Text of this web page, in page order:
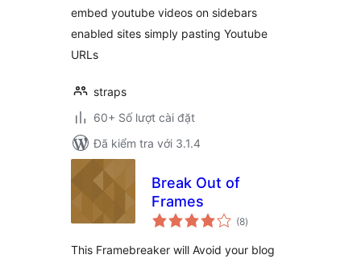
embed youtube videos on sidebars
enabled sites simply pasting Youtube
URLs
straps
60+ Số lượt cài đặt
Đã kiểm tra với 3.1.4
Break Out of
Frames
(8tổng
đánh
)
This Framebreaker will Avoid your blog